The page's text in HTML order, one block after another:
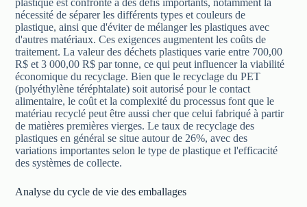
nécessité de séparer les différents types et couleurs de
plastique, ainsi que d'éviter de mélanger les plastiques avec
d'autres matériaux. Ces exigences augmentent les coûts de
traitement. La valeur des déchets plastiques varie entre 700,00
R$ et 3 000,00 R$ par tonne, ce qui peut influencer la viabilité
économique du recyclage. Bien que le recyclage du PET
(polyéthylène téréphtalate) soit autorisé pour le contact
alimentaire, le coût et la complexité du processus font que le
matériau recyclé peut être aussi cher que celui fabriqué à partir
de matières premières vierges. Le taux de recyclage des
plastiques en général se situe autour de 26%, avec des
variations importantes selon le type de plastique et l'efficacité
des systèmes de collecte.
Analyse du cycle de vie des emballages